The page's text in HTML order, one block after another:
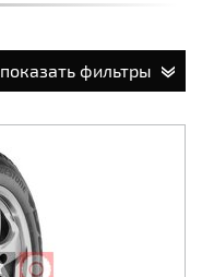
показать фильтры